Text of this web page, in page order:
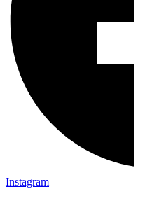
Instagram